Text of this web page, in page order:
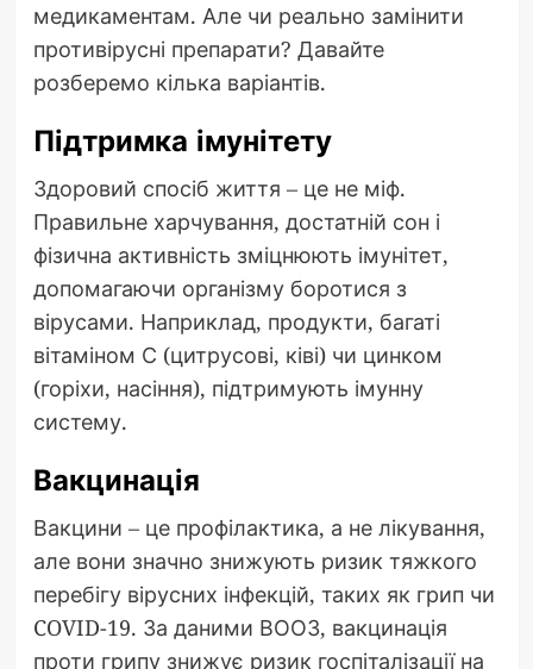
медикаментам. Але чи реально замінити
противірусні препарати? Давайте
розберемо кілька варіантів.
Підтримка імунітету
Здоровий спосіб життя – це не міф.
Правильне харчування, достатній сон і
фізична активність зміцнюють імунітет,
допомагаючи організму боротися з
вірусами. Наприклад, продукти, багаті
вітаміном С (цитрусові, ківі) чи цинком
(горіхи, насіння), підтримують імунну
систему.
Вакцинація
Вакцини – це профілактика, а не лікування,
але вони значно знижують ризик тяжкого
перебігу вірусних інфекцій, таких як грип чи
COVID-19. За даними ВООЗ, вакцинація
проти грипу знижує ризик госпіталізації на